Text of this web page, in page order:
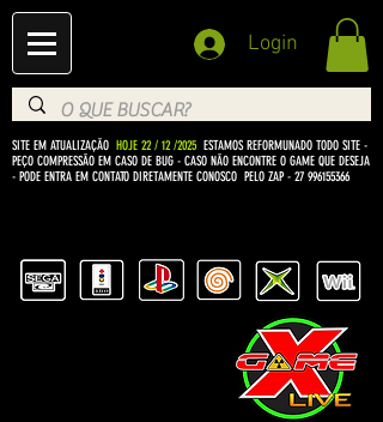
Login
SITE EM ATUALIZAÇÃO HOJE 22 / 12 /2025 ESTAMOS REFORMUNADO TODO SITE -
PEÇO COMPRESSÃO EM CASO DE BUG - CASO NÃO ENCONTRE O GAME QUE DESEJA
- PODE ENTRA EM CONTATO DIRETAMENTE CONOSCO PELO ZAP - 27 996155366